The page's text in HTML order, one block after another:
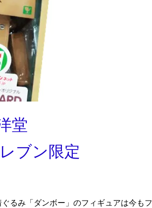
堂
ブン限定
るみ「ダンボー」のフィギュアは今もフ